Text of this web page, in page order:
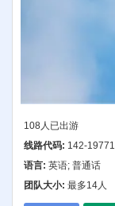
108人已出游
线路代码: 142-19771
语言: 英语; 普通话
团队大小: 最多14人